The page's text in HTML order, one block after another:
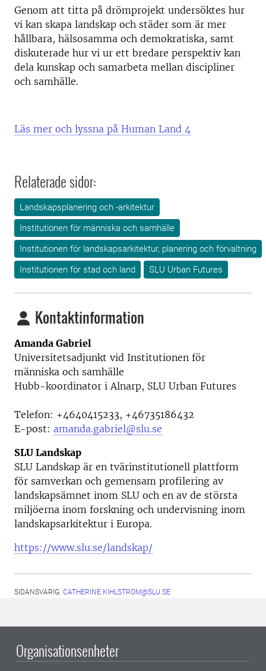
Genom att titta på drömprojekt undersöktes hur
vi kan skapa landskap och städer som är mer
hållbara, hälsosamma och demokratiska, samt
diskuterade hur vi ur ett bredare perspektiv kan
dela kunskap och samarbeta mellan discipliner
och samhälle.
Läs mer och lyssna på Human Land 4
Relaterade sidor:
Landskapsplanering och -arkitektur
Institutionen för människa och samhälle
Institutionen för landskapsarkitektur, planering och förvaltning
Institutionen för stad och land
SLU Urban Futures
Kontaktinformation
Amanda Gabriel
Universitetsadjunkt vid Institutionen för
människa och samhälle
Hubb-koordinator i Alnarp, SLU Urban Futures
Telefon: +4640415233, +46735186432
E-post: amanda.gabriel@slu.se
SLU Landskap
SLU Landskap är en tvärinstitutionell plattform
för samverkan och gemensam profilering av
landskapsämnet inom SLU och en av de största
miljöerna inom forskning och undervisning inom
landskapsarkitektur i Europa.
https://www.slu.se/landskap/
SIDANSVARIG: CATHERINE.KIHLSTROM@SLU.SE
Organisationsenheter